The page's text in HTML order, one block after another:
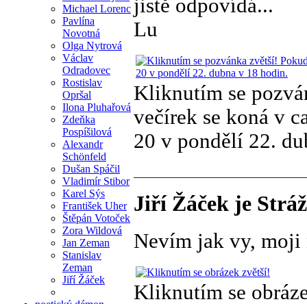
Michael Lorenc
Pavlína
Novotná
Olga Nytrová
Václav
Odradovec
Rostislav
Opršal
Ilona Pluhařová
Zdeňka
Pospíšilová
Alexandr
Schönfeld
Dušan Spáčil
Vladimír Stibor
Karel Sýs
František Uher
Štěpán Votoček
Zora Wildová
Jan Zeman
Stanislav
Zeman
Jiří Žáček
jistě odpovídá...
Lu
Kliknutím se
večírek se koná v
20 v pondělí 22.
Jiří Žáček je
Nevím jak vy, moji
Kliknutím se